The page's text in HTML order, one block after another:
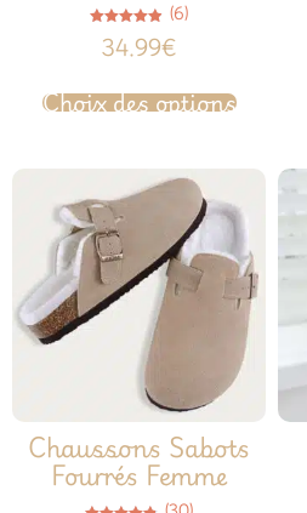
4.83
sur 5
(6)
34.99€
Choix des options
Chaussons Sabots
Fourrés Femme